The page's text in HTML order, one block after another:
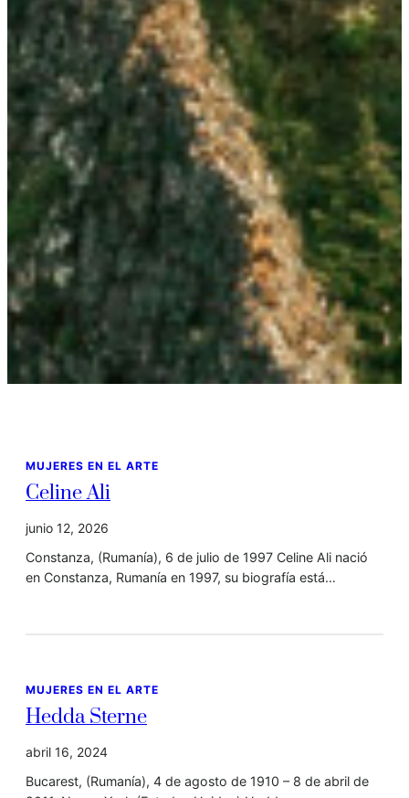
MUJERES EN EL ARTE
Celine Ali
junio 12, 2026
Constanza, (Rumanía), 6 de julio de 1997 Celine Ali nació
en Constanza, Rumanía en 1997, su biografía está…
MUJERES EN EL ARTE
Hedda Sterne
abril 16, 2024
Bucarest, (Rumanía), 4 de agosto de 1910 – 8 de abril de